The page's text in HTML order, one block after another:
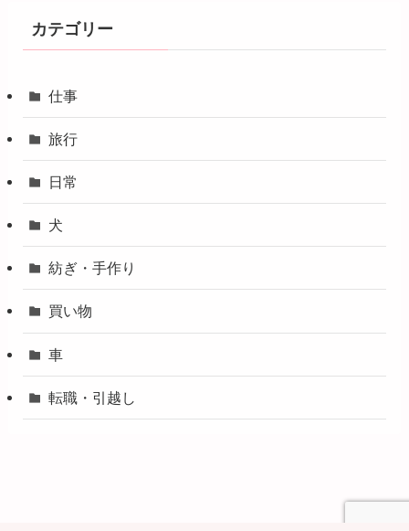
カテゴリー
仕事
旅行
日常
犬
紡ぎ・手作り
買い物
車
転職・引越し